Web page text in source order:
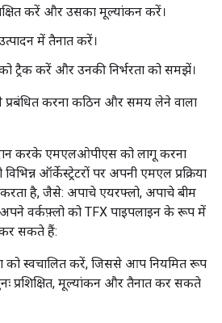
करें और उसका मूल्यांकन करें।
में तैनात करें।
ट्रैक करें और उनकी निर्भरता को समझें।
प्रबंधित करना कठिन और समय लेने वाला
करके एमएलओपीएस को लागू करना
ऑर्केस्ट्रेटरों पर अपनी एमएल प्रक्रिया
है, जैसे: अपाचे एयरफ्लो, अपाचे बीम
वर्कफ़्लो को TFX पाइपलाइन के रूप में
कर सकते हैं:
को स्वचालित करें, जिससे आप नियमित रूप
प्रशिक्षित, मूल्यांकन और तैनात कर सकते